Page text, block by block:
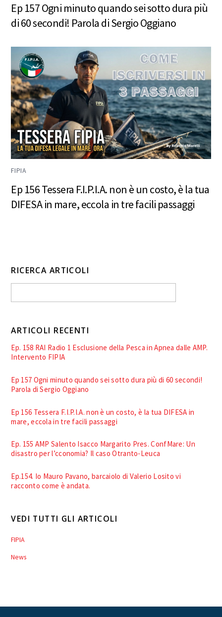
Ep 157 Ogni minuto quando sei sotto dura più
di 60 secondi! Parola di Sergio Oggiano
FIPIA
Ep 156 Tessera F.I.P.I.A. non è un costo, è la tua
DIFESA in mare, eccola in tre facili passaggi
RICERCA ARTICOLI
ARTICOLI RECENTI
Ep. 158 RAI Radio 1 Esclusione della Pesca in Apnea dalle AMP.
Intervento FIPIA
Ep 157 Ogni minuto quando sei sotto dura più di 60 secondi!
Parola di Sergio Oggiano
Ep 156 Tessera F.I.P.I.A. non è un costo, è la tua DIFESA in
mare, eccola in tre facili passaggi
Ep. 155 AMP Salento Isacco Margarito Pres. ConfMare: Un
disastro per l’cconomia? Il caso Otranto-Leuca
Ep.154. Io Mauro Pavano, barcaiolo di Valerio Losito vi
racconto come è andata.
VEDI TUTTI GLI ARTICOLI
FIPIA
News